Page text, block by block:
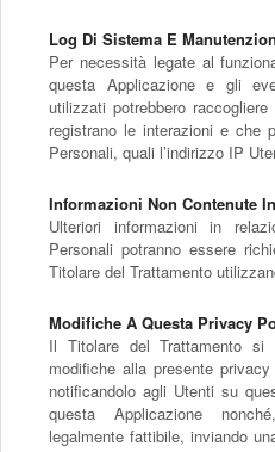
Log Di Sistema E
Per necessità legate al
questa Applicazione e gli
utilizzati potrebbero
registrano le interazioni e che
Personali, quali l’indirizzo IP
Informazioni Non Contenute
Ulteriori informazioni in
Personali potranno essere
Titolare del Trattamento
Modifiche A Questa Privacy
Il Titolare del Trattamento
modifiche alla presente
notificandolo agli Utenti su
questa Applicazione
legalmente fattibile, inviando